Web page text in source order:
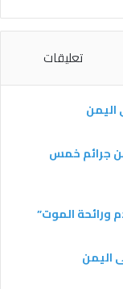
ي
ق
ر
ا
تعليقات
جرائم خمس
ورائحة الموت”